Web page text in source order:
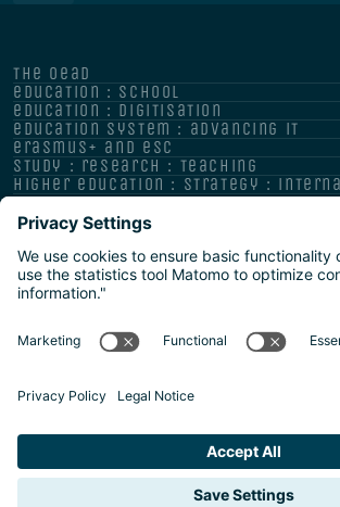
the oead
education : school
education : digitisation
education system : advancing it
erasmus+ and esc
study : research : teaching
higher education : strategy :
Datenschutz
Sitemap